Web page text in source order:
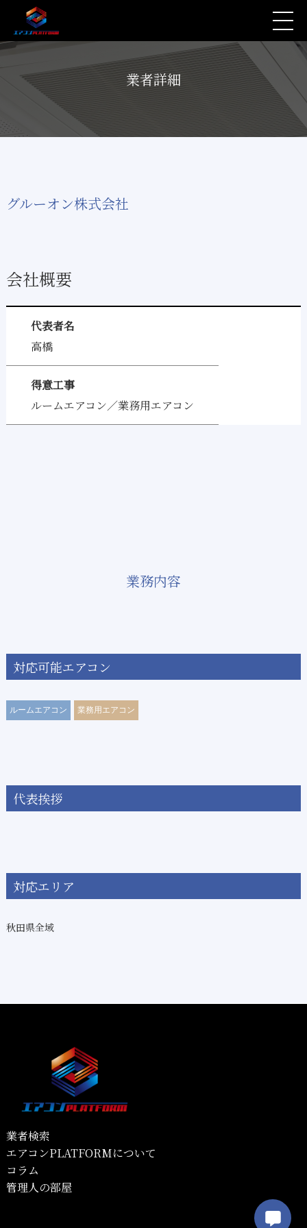
業者詳細
グルーオン株式会社
会社概要
代表者名
高橋
得意工事
ルームエアコン／業務用エアコン
業務内容
対応可能エアコン
ルームエアコン 業務用エアコン
代表挨拶
対応エリア
秋田県全域
業者検索
エアコンPLATFORMについて
コラム
管理人の部屋